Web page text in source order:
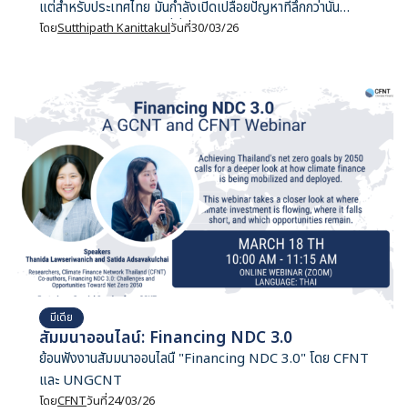
แต่สำหรับประเทศไทย มันกำลังเปิดเปลือยปัญหาที่ลึกกว่านั้น
โครงสร้างพลังงานไฟฟ้าที่พึ่งพา LNG นำเข้า
โดยSutthipath Kanittakulวันที่30/03/26
มีเดีย
สัมมนาออนไลน์: Financing NDC 3.0
ย้อนฟังงานสัมมนาออนไลนื "Financing NDC 3.0" โดย CFNT
และ UNGCNT
โดยCFNTวันที่24/03/26